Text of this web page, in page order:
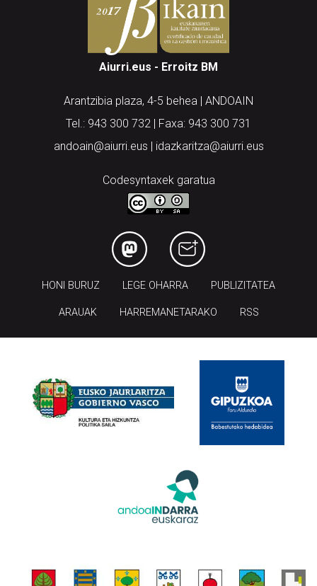
Aiurri.eus - Erroitz BM
Arantzibia plaza, 4-5 behea | ANDOAIN
Tel.: 943 300 732 | Faxa: 943 300 731
andoain@aiurri.eus | idazkaritza@aiurri.eus
Codesyntaxek garatua
HONI BURUZ LEGE OHARRA PUBLIZITATEA
ARAUAK HARREMANETARAKO RSS